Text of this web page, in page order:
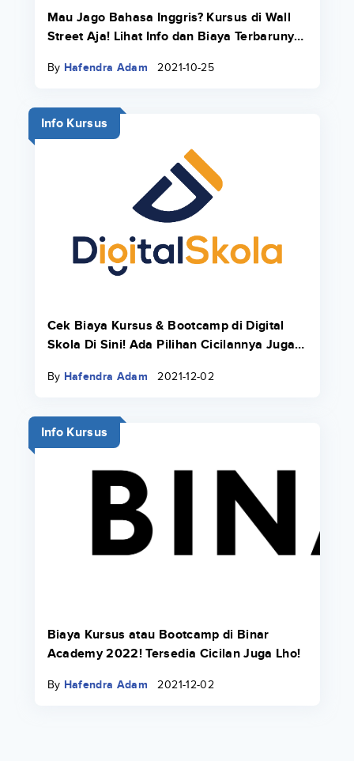
Mau Jago Bahasa Inggris? Kursus di Wall
Street Aja! Lihat Info dan Biaya Terbarunya
By Hafendra Adam 2021-10-25
Info Kursus
Cek Biaya Kursus & Bootcamp di Digital
Skola Di Sini! Ada Pilihan Cicilannya Juga
By Hafendra Adam 2021-12-02
Info Kursus
Biaya Kursus atau Bootcamp di Binar
Academy 2022! Tersedia Cicilan Juga Lho!
By Hafendra Adam 2021-12-02